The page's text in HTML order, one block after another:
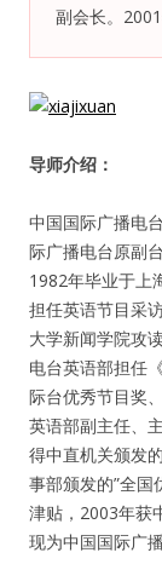
纪录片2 青年
出彩2016
变革2015
逐梦2014
辉煌2013
精彩2012
梦工坊圈
副会长。
导师介绍：
中国国际广播电
际广播电台原副
1982年毕业于上
担任英语节目采
大学新闻学院攻
电台英语部担任
际台优秀节目奖
英语部副主任、
得中直机关颁发
事部颁发的”全国
津贴，2003年获
现为中国国际广